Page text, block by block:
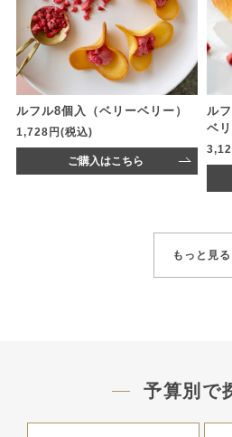
ルフル8個入（ベリーベリー）
1,728円(税込)
ご購入はこちら
ル
ベ
もっと見る
予算別で